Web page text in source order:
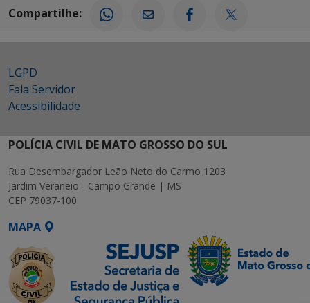
Compartilhe:
LGPD
Fala Servidor
Acessibilidade
POLÍCIA CIVIL DE MATO GROSSO DO SUL
Rua Desembargador Leão Neto do Carmo 1203
Jardim Veraneio - Campo Grande | MS
CEP 79037-100
MAPA